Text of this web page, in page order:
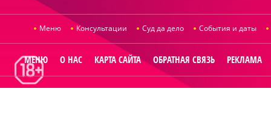
Меню Консультации Суд да дело События и даты
МЕНЮ О НАС КАРТА САЙТА ОБРАТНАЯ СВЯЗЬ РЕКЛАМА